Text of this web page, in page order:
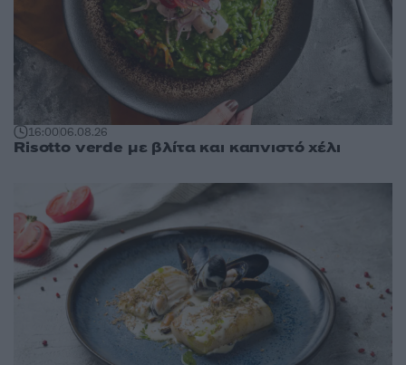
16:0006.08.26
Risotto verde με βλίτα και καπνιστό χέλι